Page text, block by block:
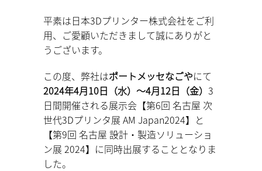
平素は日本3Dプリンター株式会社をご利
用、ご愛顧いただきまして誠にありがと
うございます。
この度、弊社はポートメッセなごやにて
2024年4月10日（水） ～4月12日 （金） 3
日間開催される展示会【第6回 名古屋 次
世代3Dプリンタ展 AM Japan2024】と
【第9回 名古屋 設計・製造ソリューショ
ン展 2024】に同時出展することとなりま
した。